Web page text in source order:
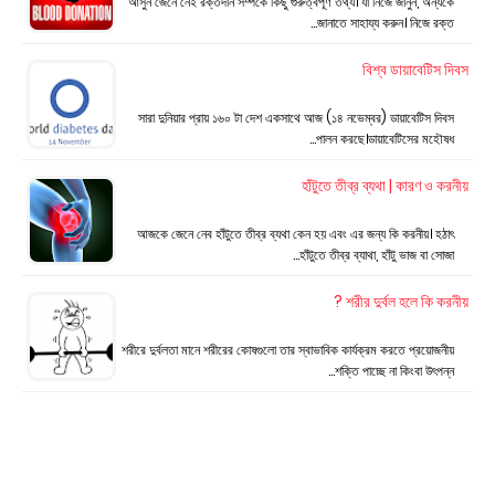
জানাতে সাহায্য করুন। নিজে রক্ত…
বিশ্ব ডায়াবেটিস দিবস
সারা দুনিয়ার প্রায় ১৬০ টা দেশ একসাথে আজ (১৪ নভেম্বর) ডায়াবেটিস দিবস
পালন করছে।ডায়াবেটিসের মহৌষধ…
হাঁটুতে তীব্র ব্যথা | কারণ ও করনীয়
আজকে জেনে নেব হাঁটুতে তীব্র ব্যথা কেন হয় এবং এর জন্য কি করনীয়। হঠাৎ
হাঁটুতে তীব্র ব্যাথা, হাঁটু ভাজ বা সোজা…
শরীর দুর্বল হলে কি করনীয় ?
শরীরে দুর্বলতা মানে শরীরের কোষগুলো তার স্বাভাবিক কার্যক্রম করতে প্রয়োজনীয়
শক্তি পাচ্ছে না কিংবা উৎপন্ন…